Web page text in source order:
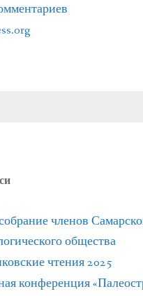
членов
общества
чтения 2025
конференция